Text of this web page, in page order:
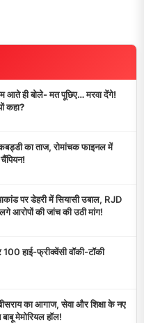
आते ही बोले- मत पूछिए… मरवा देंगे!
कहा?
का ताज, रोमांचक फाइनल में
पर डेहरी में सियासी उबाल, RJD
आरोपों की जांच की उठी मांग!
हाई-फ्रीक्वेंसी वॉकी-टॉकी
का आगाज, सेवा और शिक्षा के नए
मेमोरियल हॉल!